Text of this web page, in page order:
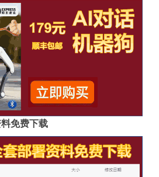
免费下载